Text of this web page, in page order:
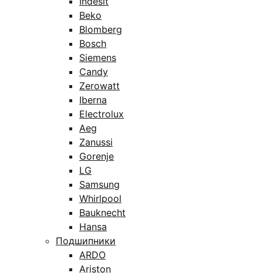
Beko
Blomberg
Bosch
Siemens
Candy
Zerowatt
Iberna
Electrolux
Aeg
Zanussi
Gorenje
LG
Samsung
Whirlpool
Bauknecht
Hansa
Подшипники
ARDO
Ariston